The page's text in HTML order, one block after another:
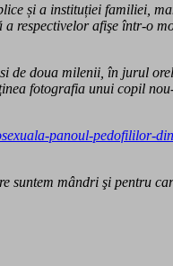
și a instituției familiei,
a respectivelor afişe într-o
de doua milenii, în jurul
fotografia unui copil
panoul-pedofililor-
suntem mândri şi pentru